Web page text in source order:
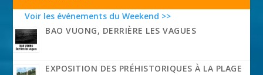
Voir les événements du Weekend >>
BAO VUONG, DERRIÈRE LES VAGUES
EXPOSITION DES PRÉHISTORIQUES À LA PLAGE